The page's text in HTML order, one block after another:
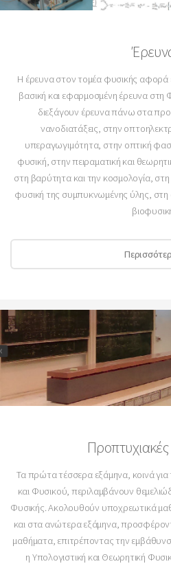
Η έρευνα στον τομέα φυσικής αφορά
βασική και εφαρμοσμένη έρευνα στη
διεξάγουν έρευνα πάνω στα
νανοδιατάξεις, στην
υπεραγωγιμότητα, στην οπτική
φυσική, στην πειραματική και
στη βαρύτητα και την κοσμολογία,
φυσική της συμπυκνωμένης ύλης, στη
Τα πρώτα τέσσερα εξάμηνα, κοινά
και Φυσικού, περιλαμβάνουν
Φυσικής. Ακολουθούν υποχρεωτικά
και στα ανώτερα εξάμηνα,
μαθήματα, επιτρέποντας την
η Υπολογιστική και Θεωρητική